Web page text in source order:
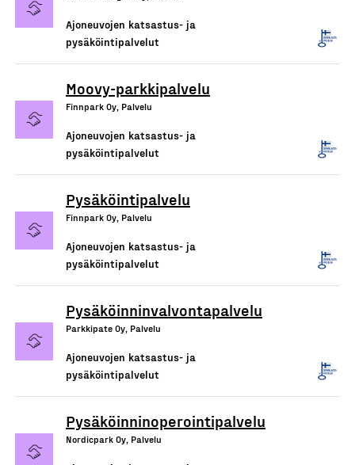
Ajoneuvojen katsastus- ja
pysäköintipalvelut
Moovy-parkkipalvelu
Finnpark Oy, Palvelu
Ajoneuvojen katsastus- ja
pysäköintipalvelut
Pysäköintipalvelu
Finnpark Oy, Palvelu
Ajoneuvojen katsastus- ja
pysäköintipalvelut
Pysäköinninvalvontapalvelu
Parkkipate Oy, Palvelu
Ajoneuvojen katsastus- ja
pysäköintipalvelut
Pysäköinninoperointipalvelu
Nordicpark Oy, Palvelu